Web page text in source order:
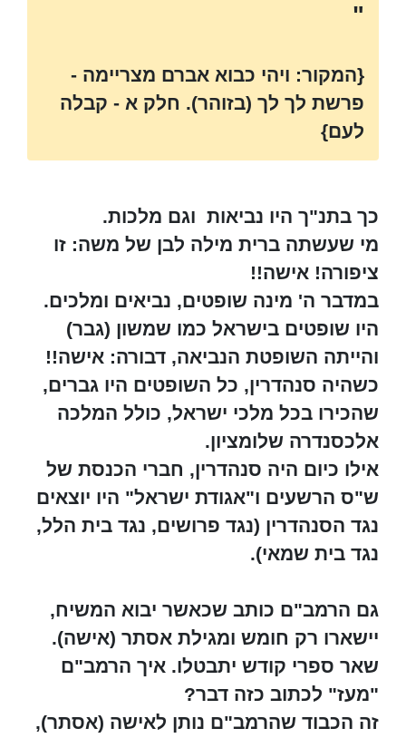
"
{המקור: ויהי כבוא אברם מצריימה -
פרשת לך לך (בזוהר). חלק א - קבלה
לעם}
כך בתנ"ך היו נביאות וגם מלכות.
מי שעשתה ברית מילה לבן של משה: זו
ציפורה! אישה!!
במדבר ה' מינה שופטים, נביאים ומלכים.
היו שופטים בישראל כמו שמשון (גבר)
והייתה השופטת הנביאה, דבורה: אישה!!
כשהיה סנהדרין, כל השופטים היו גברים,
שהכירו בכל מלכי ישראל, כולל המלכה
אלכסנדרה שלומציון.
אילו כיום היה סנהדרין, חברי הכנסת של
ש"ס הרשעים ו"אגודת ישראל" היו יוצאים
נגד הסנהדרין (נגד פרושים, נגד בית הלל,
נגד בית שמאי).
גם הרמב"ם כותב שכאשר יבוא המשיח,
יישארו רק חומש ומגילת אסתר (אישה).
שאר ספרי קודש יתבטלו. איך הרמב"ם
"מעז" לכתוב כזה דבר?
זה הכבוד שהרמב"ם נותן לאישה (אסתר),